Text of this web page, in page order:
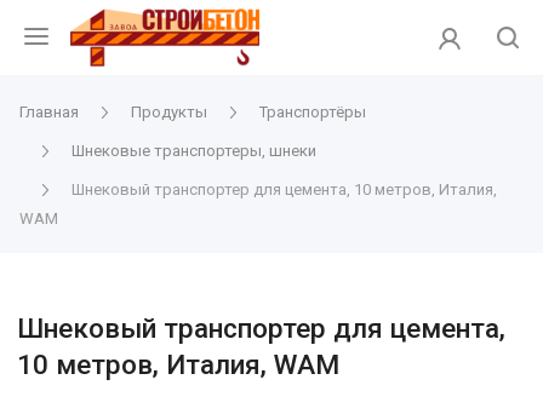
Главная Продукты Транспортёры
Шнековые транспортеры, шнеки
Шнековый транспортер для цемента, 10 метров, Италия,
WAM
Шнековый транспортер для цемента,
10 метров, Италия, WAM